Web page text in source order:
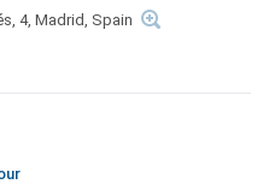
4, Madrid, Spain